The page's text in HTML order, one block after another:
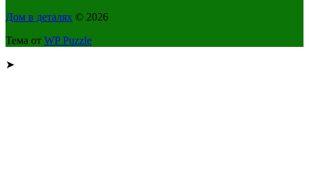
Дом в деталях © 2026
Тема от WP Puzzle
➤